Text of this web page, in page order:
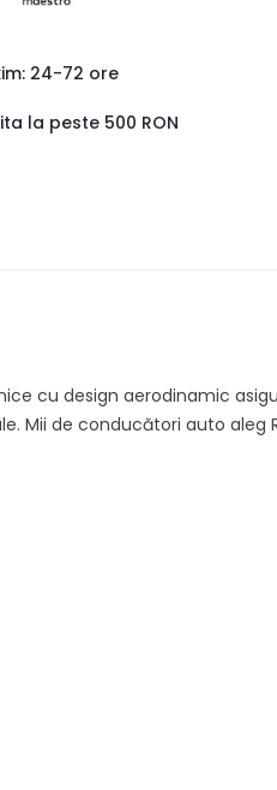
24-72 ore
la peste 500 RON
cu design aerodinamic
Mii de conducători auto aleg